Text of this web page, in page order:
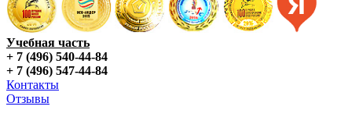
Учебная часть
+ 7 (496) 540-44-84
+ 7 (496) 547-44-84
Контакты
Отзывы